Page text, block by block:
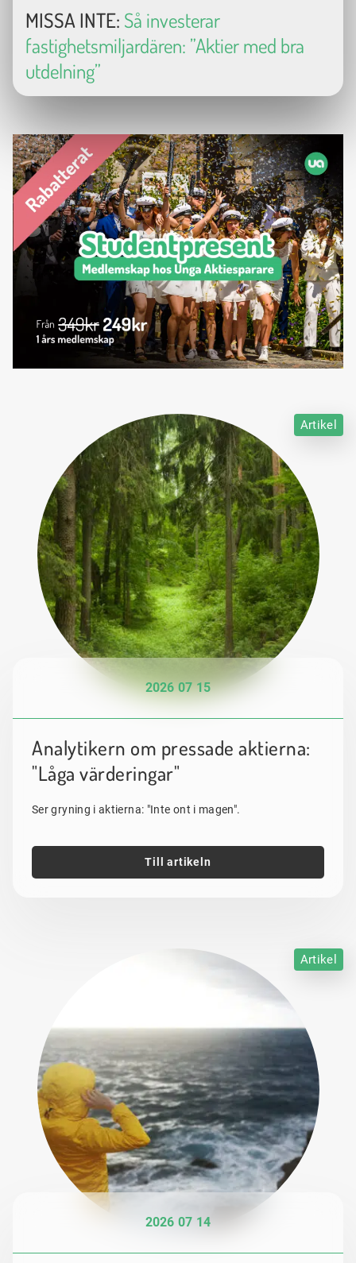
MISSA INTE: Så investerar
fastighetsmiljardären: ”Aktier med bra
utdelning”
Artikel
2026 07 15
Analytikern om pressade aktierna:
"Låga värderingar"
Ser gryning i aktierna: "Inte ont i magen".
Till artikeln
Artikel
2026 07 14